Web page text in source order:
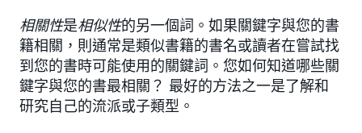
相關性是相似性的另一個詞。如果關鍵字與您的書
籍相關，則通常是類似書籍的書名或讀者在嘗試找
到您的書時可能使用的關鍵詞。您如何知道哪些關
鍵字與您的書最相關？ 最好的方法之一是了解和
研究自己的流派或子類型。